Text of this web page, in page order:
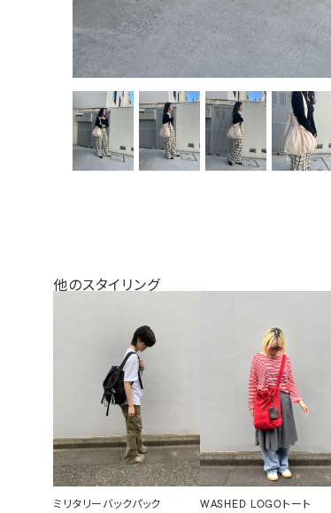
他のスタイリング
ミリタリーバックパック WASHED LOGOトート